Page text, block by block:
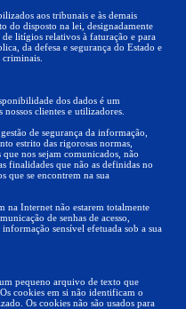
aos tribunais e às demais
do disposto na lei, designadamente
de litígios relativos à faturação e para
da defesa e segurança do Estado e
dos dados é um
clientes e utilizadores.
de segurança da informação,
estrito das rigorosas normas,
que nos sejam comunicados, não
finalidades que não as definidas no
que se encontrem na sua
na Internet não estarem totalmente
de senhas de acesso,
sensível efetuada sob a sua
pequeno arquivo de texto que
cookies em si não identificam o
Os cookies não são usados para